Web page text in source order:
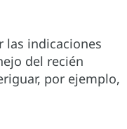
las indicaciones
del recién
por ejemplo,